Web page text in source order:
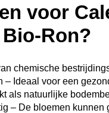
voor
Ron?
chemische
– Ideaal voor een
als natuurlijke
– De bloemen kunnen